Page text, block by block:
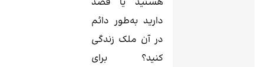
دارید به‌طور دائم
در آن ملک زندگی
کنید؟ برای